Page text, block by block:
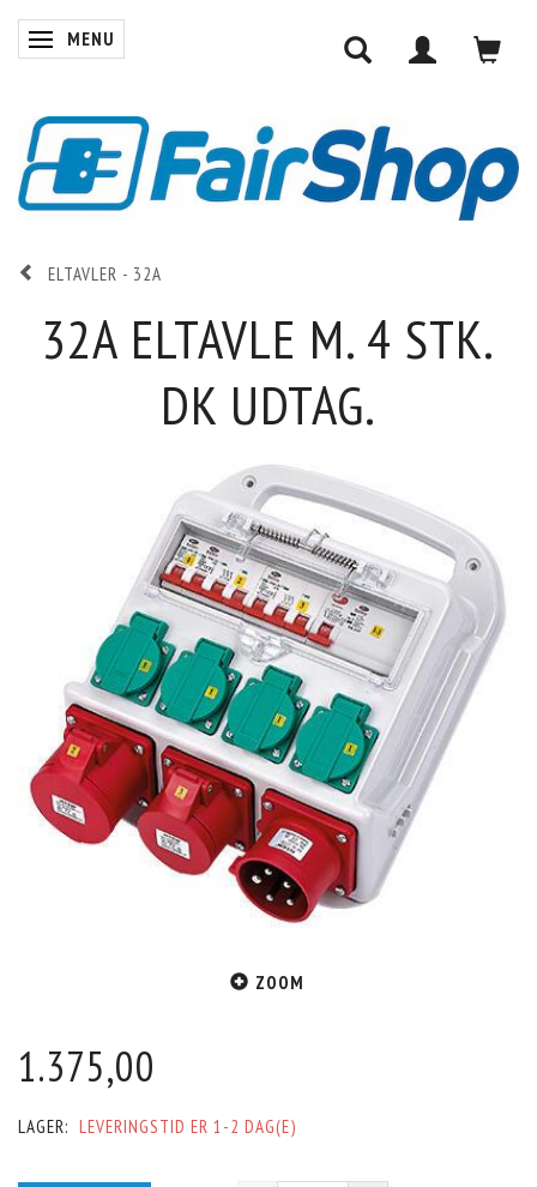
SKIFTE NAVIGATION
MENU
ELTAVLER - 32A
32A ELTAVLE M. 4 STK.
DK UDTAG.
ZOOM
1.375,00
LAGER: LEVERINGSTID ER 1-2 DAG(E)